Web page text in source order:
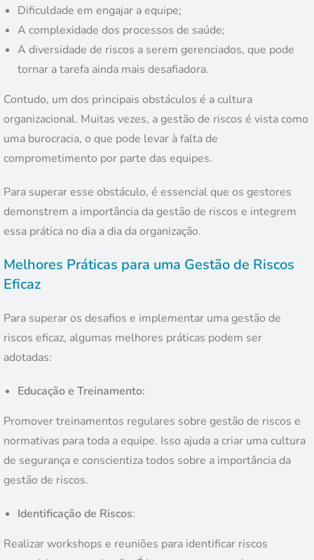
Dificuldade em engajar a equipe;
A complexidade dos processos de saúde;
A diversidade de riscos a serem gerenciados, que pode
tornar a tarefa ainda mais desafiadora.
Contudo, um dos principais obstáculos é a cultura
organizacional. Muitas vezes, a gestão de riscos é vista como
uma burocracia, o que pode levar à falta de
comprometimento por parte das equipes.
Para superar esse obstáculo, é essencial que os gestores
demonstrem a importância da gestão de riscos e integrem
essa prática no dia a dia da organização.
Melhores Práticas para uma Gestão de Riscos
Eficaz
Para superar os desafios e implementar uma gestão de
riscos eficaz, algumas melhores práticas podem ser
adotadas:
Educação e Treinamento:
Promover treinamentos regulares sobre gestão de riscos e
normativas para toda a equipe. Isso ajuda a criar uma cultura
de segurança e conscientiza todos sobre a importância da
gestão de riscos.
Identificação de Riscos:
Realizar workshops e reuniões para identificar riscos